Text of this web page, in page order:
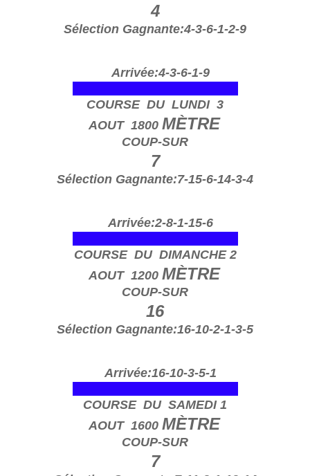
4
Sélection Gagnante:4-3-6-1-2-9
Arrivée:4-3-6-1-9
COURSE DU LUNDI 3
AOUT 1800 MÈTRE
COUP-SUR
7
Sélection Gagnante:7-15-6-14-3-4
Arrivée:2-8-1-15-6
COURSE DU DIMANCHE 2
AOUT 1200 MÈTRE
COUP-SUR
16
Sélection Gagnante:16-10-2-1-3-5
Arrivée:16-10-3-5-1
COURSE DU SAMEDI 1
AOUT 1600 MÈTRE
COUP-SUR
7